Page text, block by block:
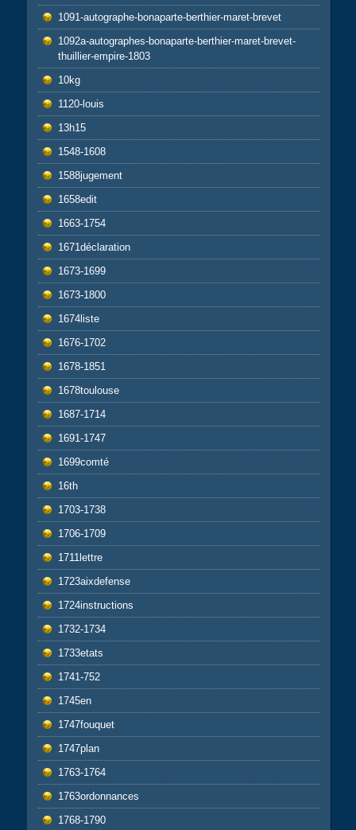
1091-autographe-bonaparte-berthier-maret-brevet
1092a-autographes-bonaparte-berthier-maret-brevet-
thuillier-empire-1803
10kg
1120-louis
13h15
1548-1608
1588jugement
1658edit
1663-1754
1671déclaration
1673-1699
1673-1800
1674liste
1676-1702
1678-1851
1678toulouse
1687-1714
1691-1747
1699comté
16th
1703-1738
1706-1709
1711lettre
1723aixdefense
1724instructions
1732-1734
1733etats
1741-752
1745en
1747fouquet
1747plan
1763-1764
1763ordonnances
1768-1790